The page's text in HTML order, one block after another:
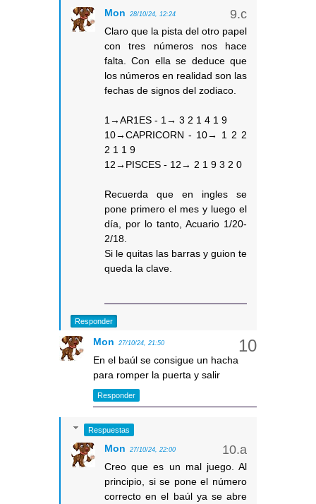
Mon 28/10/24, 12:24
Claro que la pista del otro papel
con tres números nos hace
falta. Con ella se deduce que
los números en realidad son las
fechas de signos del zodiaco.
1→AR1ES - 1→ 3 2 1 4 1 9
10→CAPRICORN - 10→ 1 2 2
2 1 1 9
12→PISCES - 12→ 2 1 9 3 2 0
Recuerda que en ingles se
pone primero el mes y luego el
día, por lo tanto, Acuario 1/20-
2/18.
Si le quitas las barras y guion te
queda la clave.
Responder
Mon 27/10/24, 21:50
En el baúl se consigue un hacha
para romper la puerta y salir
Responder
Respuestas
Mon 27/10/24, 22:00
Creo que es un mal juego. Al
principio, si se pone el número
correcto en el baúl ya se abre